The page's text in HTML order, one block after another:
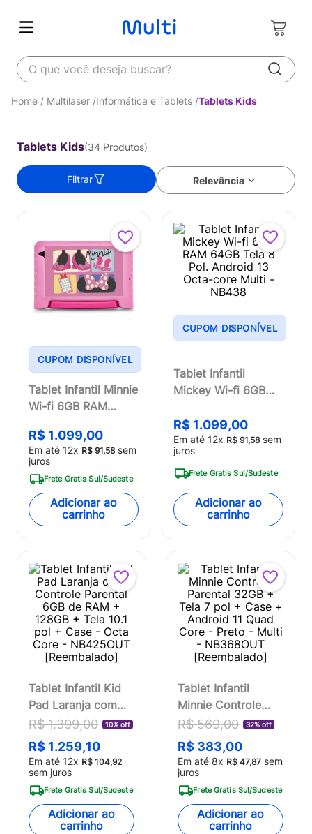
O que você deseja buscar?
Multilaser Informática e Tablets Tablets Kids
Tablets Kids 34 Produtos
Relevância
Filtrar
CUPOM DISPONÍVEL
Tablet Infantil Minnie
Wi-fi 6GB RAM
Android 13 Octa-
core Multi - NB439
R$ 1.099,00
Em até 12x R$ 91,58sem
juros
Frete Gratis Sul/Sudeste
Adicionar ao
carrinho
CUPOM DISPONÍVEL
Tablet Infantil
Mickey Wi-fi 6GB
Pol. Android 13
Octa-core Multi -
NB438
R$ 1.099,00
Em até 12x R$ 91,58sem
juros
Frete Gratis Sul/Sudeste
Adicionar ao
carrinho
Tablet Infantil Kid
Pad Laranja com
Controle Parental
6GB de RAM +
128GB + Tela 10.1
pol + Case - Octa
Core - NB425OUT
[Reembalado]
R$ 1.399,00 10% off
R$ 1.259,10
Em até 12x R$ 104,92
sem juros
Frete Gratis Sul/Sudeste
Adicionar ao
carrinho
Tablet Infantil
Minnie Controle
Parental 32GB +
Tela 7 pol + Case +
Android 11 Quad
Core - Preto - Multi
- NB368OUT
[Reembalado]
R$ 569,00 32% off
R$ 383,00
Em até 8x R$ 47,87 sem
juros
Frete Gratis Sul/Sudeste
Adicionar ao
carrinho